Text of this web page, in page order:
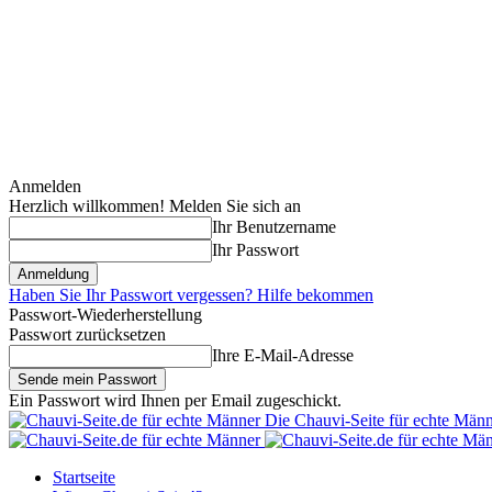
Anmelden
Herzlich willkommen! Melden Sie sich an
Ihr Benutzername
Ihr Passwort
Haben Sie Ihr Passwort vergessen? Hilfe bekommen
Passwort-Wiederherstellung
Passwort zurücksetzen
Ihre E-Mail-Adresse
Ein Passwort wird Ihnen per Email zugeschickt.
Die Chauvi-Seite für echte
Startseite